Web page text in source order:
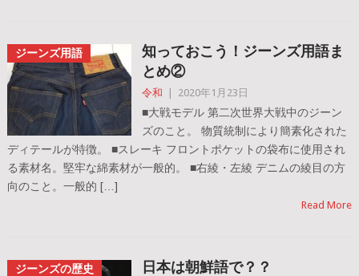
ジーンズ用語
知っておこう！ジーンズ用語ま
とめ②
令和 2020年1月23日
■大戦モデル 第二次世界大戦中のジーン
ズのこと。 物質統制により簡素化された
ディテールが特徴。 ■スレーキ フロントポケットの袋布に使用され
る素材名。堅牢な綿素材が一般的。 ■右綾・左綾 デニムの綾目の方
向のこと。一般的 […]
Read More
ジーンズの歴史 日本は朝鮮語で？？